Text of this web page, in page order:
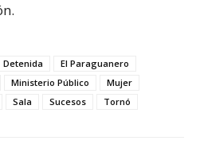
Detenida
El Paraguanero
Ministerio Público
Mujer
Sala Sucesos Tornó